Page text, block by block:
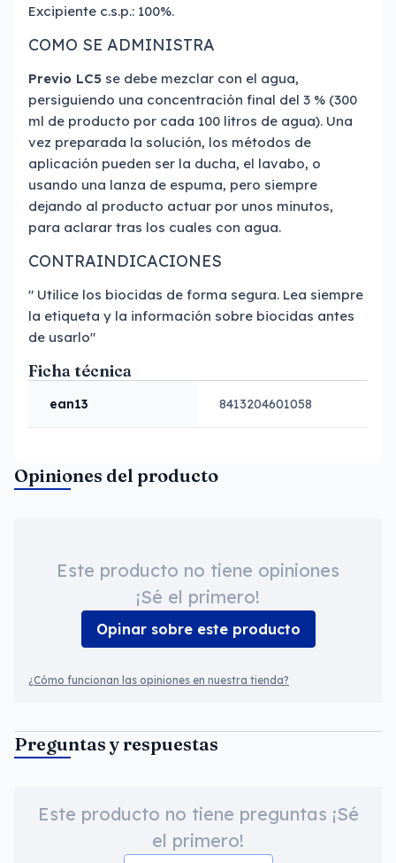
Excipiente c.s.p.: 100%.
COMO SE ADMINISTRA
Previo LC5 se debe mezclar con el agua,
persiguiendo una concentración final del 3 % (300
ml de producto por cada 100 litros de agua). Una
vez preparada la solución, los métodos de
aplicación pueden ser la ducha, el lavabo, o
usando una lanza de espuma, pero siempre
dejando al producto actuar por unos minutos,
para aclarar tras los cuales con agua.
CONTRAINDICACIONES
" Utilice los biocidas de forma segura. Lea siempre
la etiqueta y la información sobre biocidas antes
de usarlo"
Ficha técnica
ean13 8413204601058
Opiniones del producto
Este producto no tiene opiniones
¡Sé el primero!
Opinar sobre este producto
¿Cómo funcionan las opiniones en nuestra tienda?
Preguntas y respuestas
Este producto no tiene preguntas ¡Sé
el primero!